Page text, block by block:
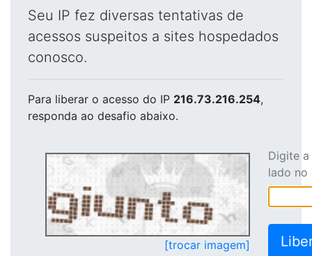
Seu IP fez diversas tentativas de
acessos suspeitos a sites hospedados
conosco.
Para liberar o acesso do IP 216.73.216.254,
responda ao desafio abaixo.
[trocar imagem]
Digite
lado no